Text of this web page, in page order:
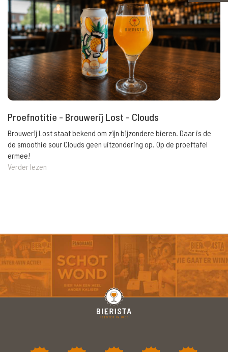
Proefnotitie - Brouwerij Lost - Clouds
Brouwerij Lost staat bekend om zijn bijzondere bieren. Daar is de
de smoothie sour Clouds geen uitzondering op. Op de proeftafel
ermee!
Verder lezen